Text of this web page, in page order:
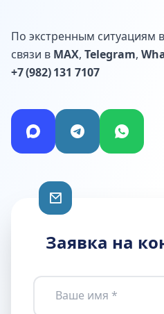
По экстренным ситуациям
связи в MAX, Telegram,
+7 (982) 131 7107
Заявка на
Ваше имя *